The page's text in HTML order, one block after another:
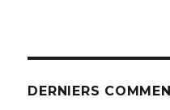
DERNIERS